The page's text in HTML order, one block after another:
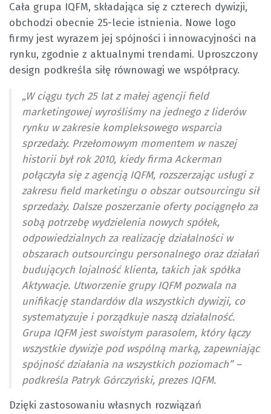
Cała grupa IQFM, składająca się z czterech dywizji,
obchodzi obecnie 25-lecie istnienia. Nowe logo
firmy jest wyrazem jej spójności i innowacyjności na
rynku, zgodnie z aktualnymi trendami. Uproszczony
design podkreśla siłę równowagi we współpracy.
„W ciągu tych 25 lat z małej agencji field
marketingowej wyrośliśmy na jednego z liderów
rynku w zakresie kompleksowego wsparcia
sprzedaży. Przełomowym momentem w naszej
historii był rok 2010, kiedy firma Ackerman
połączyła się z agencją IQFM, rozszerzając usługi z
zakresu field marketingu o obszar outsourcingu sił
sprzedaży. Dalsze poszerzanie oferty pociągnęło za
sobą potrzebę wydzielenia nowych spółek,
odpowiedzialnych za realizację działalności w
obszarach outsourcingu personalnego oraz działań
budujących lojalność klienta, takich jak spółka
Aktywacje. Utworzenie grupy IQFM pozwala na
unifikację standardów dla wszystkich dywizji, co
systematyzuje i porządkuje naszą działalność.
Grupa IQFM jest swoistym parasolem, który łączy
wszystkie dywizje pod wspólną marką, zapewniając
spójność działania na wszystkich poziomach” –
podkreśla Patryk Górczyński, prezes IQFM.
Dzięki zastosowaniu własnych rozwiązań